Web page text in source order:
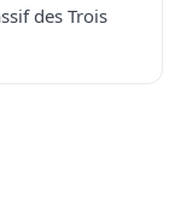
des Trois